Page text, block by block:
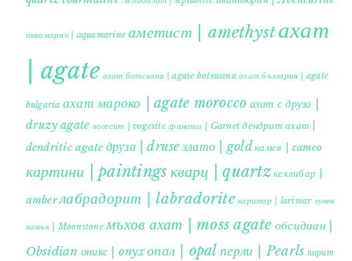
аквамарин | aquamarine аметист | amethystахат
| agate ахат ботсвана | agate botswana ахат българия | agate
bulgaria ахат мароко | agate morocco ахат с друза |
druzy agate вогесит | vogesite гранати | Garnet дендрит ахат |
dendritic agate друза | druse злато | gold камея | cameo
картини | paintings кварц | quartzкехлибар |
amberлабрадорит | labradorite ларимар | larimar лунен
камък | Moonstone мъхов ахат | moss agate обсидиан |
Obsidian оникс | onyxопал | opal перли | Pearls пирит |